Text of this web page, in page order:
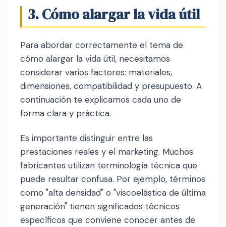
3. Cómo alargar la vida útil
Para abordar correctamente el tema de
cómo alargar la vida útil, necesitamos
considerar varios factores: materiales,
dimensiones, compatibilidad y presupuesto. A
continuación te explicamos cada uno de
forma clara y práctica.
Es importante distinguir entre las
prestaciones reales y el marketing. Muchos
fabricantes utilizan terminología técnica que
puede resultar confusa. Por ejemplo, términos
como "alta densidad" o "viscoelástica de última
generación" tienen significados técnicos
específicos que conviene conocer antes de